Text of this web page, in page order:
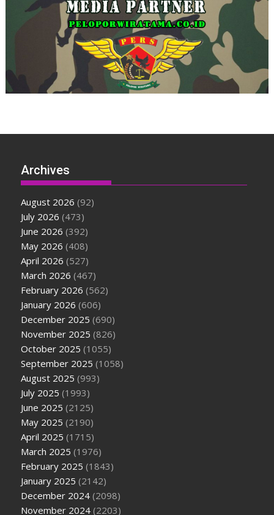
Archives
August 2026 (92)
July 2026 (473)
June 2026 (392)
May 2026 (408)
April 2026 (527)
March 2026 (467)
February 2026 (562)
January 2026 (606)
December 2025 (690)
November 2025 (826)
October 2025 (1055)
September 2025 (1058)
August 2025 (993)
July 2025 (1993)
June 2025 (2125)
May 2025 (2190)
April 2025 (1715)
March 2025 (1976)
February 2025 (1843)
January 2025 (2142)
December 2024 (2098)
November 2024 (2203)